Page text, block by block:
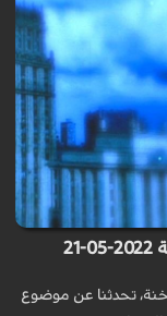
تحدثنا عن موضوع